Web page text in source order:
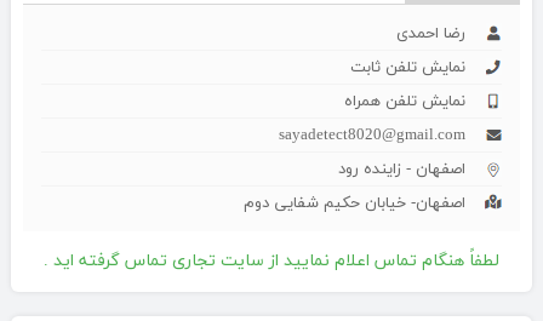
این روش به همراه فناوری برنامه‌نویسی هوشمند، رسیدن به کیفیت
مطلوب تصاویر با نرخ بیت کم را تحقق می‌بخشد.
تلفن تماس:03132264005
تلفن همراه: 09131153089
رضا احمدی
نمایش تلفن ثابت
نمایش تلفن همراه
sayadetect8020@gmail.com
اصفهان - زاینده رود
اصفهان- خيابان حکیم شفایی دوم
لطفاً هنگام تماس اعلام نمایید از سایت تجاری تماس گرفته اید .